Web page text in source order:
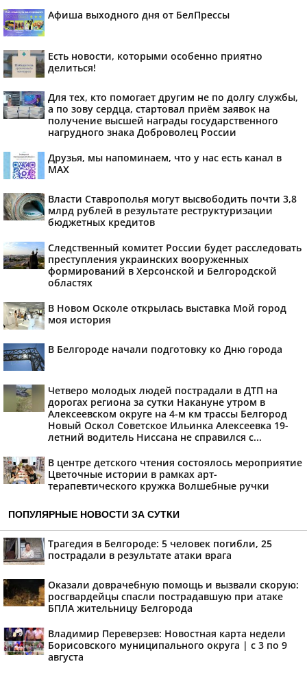
Афиша выходного дня от БелПрессы
Есть новости, которыми особенно приятно
делиться!
Для тех, кто помогает другим не по долгу службы,
а по зову сердца, стартовал приём заявок на
получение высшей награды государственного
нагрудного знака Доброволец России
Друзья, мы напоминаем, что у нас есть канал в
МАХ
Власти Ставрополья могут высвободить почти 3,8
млрд рублей в результате реструктуризации
бюджетных кредитов
Следственный комитет России будет расследовать
преступления украинских вооруженных
формирований в Херсонской и Белгородской
областях
В Новом Осколе открылась выставка Мой город
моя история
В Белгороде начали подготовку ко Дню города
Четверо молодых людей пострадали в ДТП на
дорогах региона за сутки Накануне утром в
Алексеевском округе на 4-м км трассы Белгород
Новый Оскол Советское Ильинка Алексеевка 19-
летний водитель Ниссана не справился с...
В центре детского чтения состоялось мероприятие
Цветочные истории в рамках арт-
терапевтического кружка Волшебные ручки
ПОПУЛЯРНЫЕ НОВОСТИ ЗА СУТКИ
Трагедия в Белгороде: 5 человек погибли, 25
пострадали в результате атаки врага
Оказали доврачебную помощь и вызвали скорую:
росгвардейцы спасли пострадавшую при атаке
БПЛА жительницу Белгорода
Владимир Переверзев: Новостная карта недели
Борисовского муниципального округа | с 3 по 9
августа